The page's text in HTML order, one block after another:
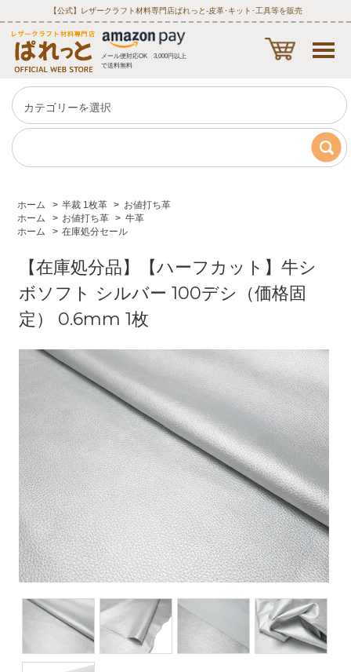
【公式】レザークラフト材料専門店ぱれっと‐皮革･キット･工具等を販売
メール便対応OK 3,000円以上
で送料無料
ホーム > 半裁 1枚革 > お値打ち革
ホーム
> お値打ち革 > 牛革
ホーム
> 在庫処分セール
【在庫処分品】【ハーフカット】牛シ
ボソフト シルバー 100デシ（価格固
定） 0.6mm 1枚